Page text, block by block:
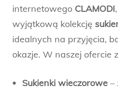
internetowego CLAMODI
wyjątkową kolekcję
idealnych na przyjęcia,
okazje. W naszej ofercie
Sukienki wieczorowe –